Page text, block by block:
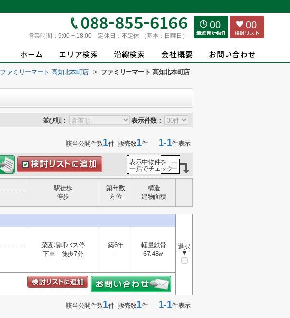
営業時間： 9:00 − 18:00 定休日： 不定休 （基本：日曜日）
00 00
ファミリーマート 高知北本町店 >
ファミリーマート 高知北本町店
並び順： 表示件数：
該当公開件数1件 販売数1件1-1件表示
表示中物件を
一括でチェック
駅徒歩
停歩
築年数
方位
構造
建物面積
選択
▼
菜園場町バス停
下車 徒歩7分
築6年
-
軽量鉄骨
67.48㎡
該当公開件数1件 販売数1件1-1件表示